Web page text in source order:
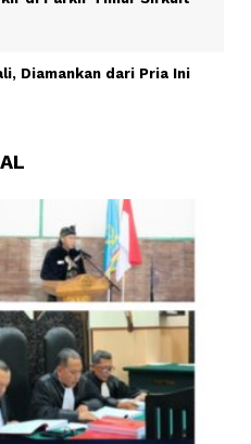
Diamankan dari Pria Ini